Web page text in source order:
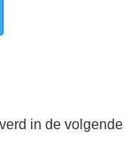
in de volgende